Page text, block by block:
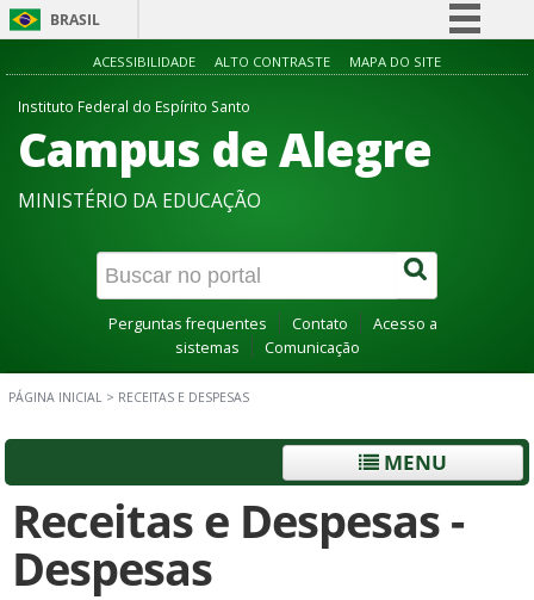
BRASIL
Simplifique!
Acesso à informação
Canais
ACESSIBILIDADE ALTO CONTRASTE MAPA DO SITE
Instituto Federal do Espírito Santo
Campus de Alegre
MINISTÉRIO DA EDUCAÇÃO
Perguntas frequentes Contato
Acesso a
sistemas
Comunicação
PÁGINA INICIAL > RECEITAS E DESPESAS
MENU
Receitas e Despesas -
Despesas